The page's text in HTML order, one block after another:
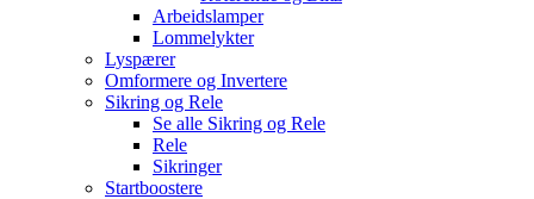
Arbeidslamper
Lommelykter
Lyspærer
Omformere og Invertere
Sikring og Rele
Se alle Sikring og Rele
Rele
Sikringer
Startboostere